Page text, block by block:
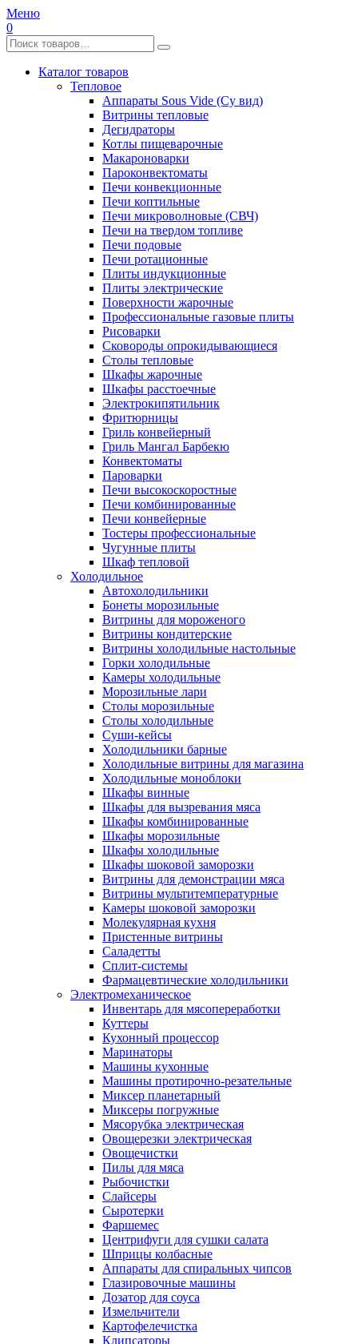
Меню
0
Каталог товаров
Тепловое
Аппараты Sous Vide (Су вид)
Витрины тепловые
Дегидраторы
Котлы пищеварочные
Макароноварки
Пароконвектоматы
Печи конвекционные
Печи коптильные
Печи микроволновые (СВЧ)
Печи на твердом топливе
Печи подовые
Печи ротационные
Плиты индукционные
Плиты электрические
Поверхности жарочные
Профессиональные газовые плиты
Рисоварки
Сковороды опрокидывающиеся
Столы тепловые
Шкафы жарочные
Шкафы расстоечные
Электрокипятильник
Фритюрницы
Гриль конвейерный
Гриль Мангал Барбекю
Конвектоматы
Пароварки
Печи высокоскоростные
Печи комбинированные
Печи конвейерные
Тостеры профессиональные
Чугунные плиты
Шкаф тепловой
Холодильное
Автохолодильники
Бонеты морозильные
Витрины для мороженого
Витрины кондитерские
Витрины холодильные настольные
Горки холодильные
Камеры холодильные
Морозильные лари
Столы морозильные
Столы холодильные
Суши-кейсы
Холодильники барные
Холодильные витрины для магазина
Холодильные моноблоки
Шкафы винные
Шкафы для вызревания мяса
Шкафы комбинированные
Шкафы морозильные
Шкафы холодильные
Шкафы шоковой заморозки
Витрины для демонстрации мяса
Витрины мультитемпературные
Камеры шоковой заморозки
Молекулярная кухня
Пристенные витрины
Саладетты
Сплит-системы
Фармацевтические холодильники
Электромеханическое
Инвентарь для мясопереработки
Куттеры
Кухонный процессор
Маринаторы
Машины кухонные
Машины протирочно-резательные
Миксер планетарный
Миксеры погружные
Мясорубка электрическая
Овощерезки электрическая
Овощечистки
Пилы для мяса
Рыбочистки
Слайсеры
Сыротерки
Фаршемес
Центрифуги для сушки салата
Шприцы колбасные
Аппараты для спиральных чипсов
Глазировочные машины
Дозатор для соуса
Измельчители
Картофелечистка
Клипсаторы